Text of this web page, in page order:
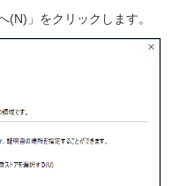
(N)」をクリックします。